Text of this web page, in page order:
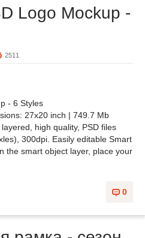
Logo Mockup -
2511
- 6 Styles
27x20 inch | 749.7 Mb
high quality, PSD files
300dpi. Easily editable Smart
the smart object layer, place your
0